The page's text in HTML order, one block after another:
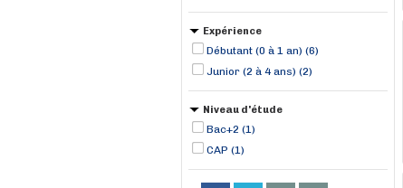
Expérience
Débutant (0 à 1 an) (6)
Junior (2 à 4 ans) (2)
Niveau d'étude
Bac+2 (1)
CAP (1)